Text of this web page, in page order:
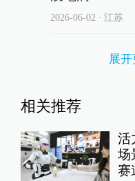
2026-06-02 ∙ 江苏
展
相关推荐
活
场
赛